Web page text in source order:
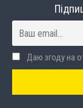
Даю згоду на